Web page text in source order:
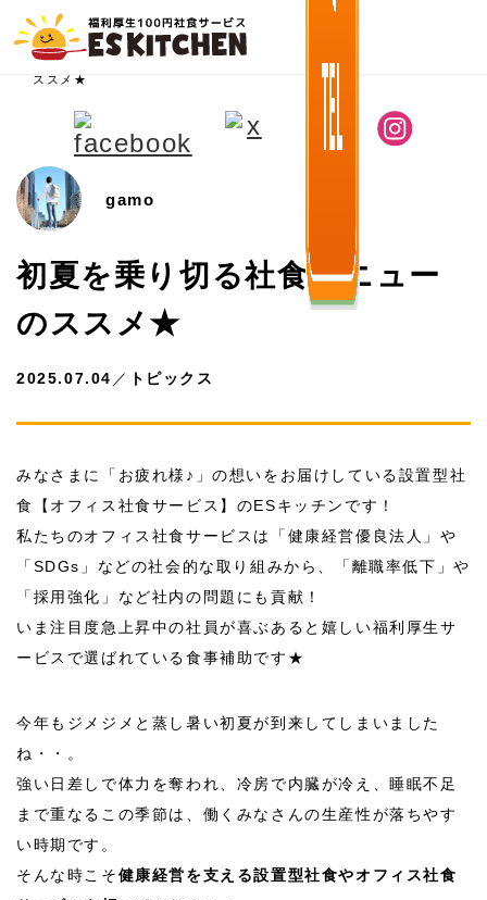
初夏を乗り切る社食メニューの
ススメ★
gamo
初夏を乗り切る社食メニュー
のススメ★
2025.07.04 ／ トピックス
みなさまに「お疲れ様♪」の想いをお届けしている設置型社
食【オフィス社食サービス】のESキッチンです！
私たちのオフィス社食サービスは「健康経営優良法人」や
「SDGs」などの社会的な取り組みから、「離職率低下」や
「採用強化」など社内の問題にも貢献！
いま注目度急上昇中の社員が喜ぶあると嬉しい福利厚生サ
ービスで選ばれている食事補助です★
今年もジメジメと蒸し暑い初夏が到来してしまいました
ね・・。
強い日差しで体力を奪われ、冷房で内臓が冷え、睡眠不足
まで重なるこの季節は、働くみなさんの生産性が落ちやす
い時期です。
そんな時こそ健康経営を支える設置型社食やオフィス社食